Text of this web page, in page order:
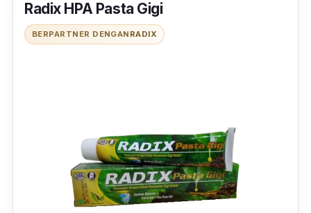
Radix HPA Pasta Gigi
BERPARTNER DENGAN RADIX